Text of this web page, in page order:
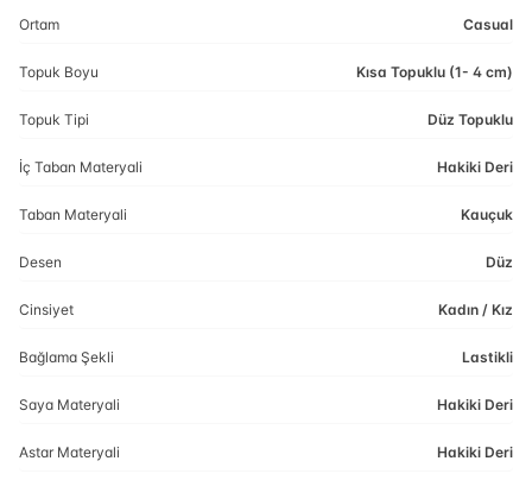
Ortam Casual
Topuk Boyu Kısa Topuklu (1- 4 cm)
Topuk Tipi Düz Topuklu
İç Taban Materyali Hakiki Deri
Taban Materyali Kauçuk
Desen Düz
Cinsiyet Kadın / Kız
Bağlama Şekli Lastikli
Saya Materyali Hakiki Deri
Astar Materyali Hakiki Deri